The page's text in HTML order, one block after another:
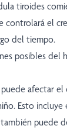
tiroides
controlará el
del tiempo.
posibles del
afectar el
Esto incluye
puede